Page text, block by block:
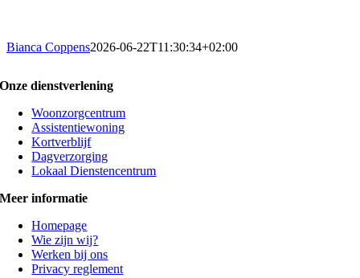
Bianca Coppens2026-06-22T11:30:34+02:00
Onze dienstverlening
Woonzorgcentrum
Assistentiewoning
Kortverblijf
Dagverzorging
Lokaal Dienstencentrum
Meer informatie
Homepage
Wie zijn wij?
Werken bij ons
Privacy reglement